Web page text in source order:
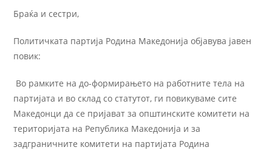
Браќа и сестри,
Политичката партија Родина Македонија објавува јавен
повик:
Во рамките на до-формирањето на работните тела на
партијата и во склад со статутот, ги повикуваме сите
Македонци да се пријават за општинските комитети на
територијата на Република Македонија и за
задграничните комитети на партијата Родина